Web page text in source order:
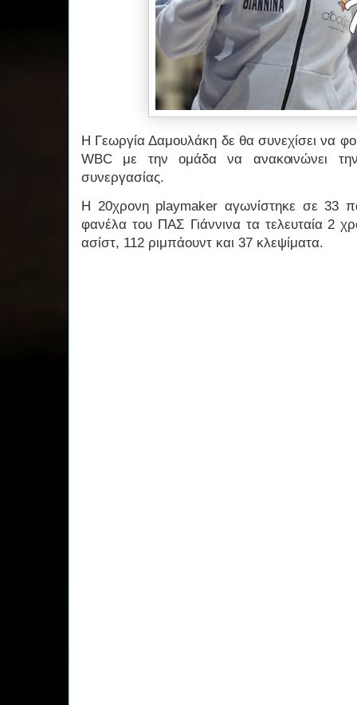
Η Γεωργία Δαμουλάκη δε θα συνεχίσει να
WBC με την ομάδα να ανακοινώνει
συνεργασίας.
Η 20χρονη playmaker αγωνίστηκε σε 33
φανέλα του ΠΑΣ Γιάννινα τα τελευταία 2
ασίστ, 112 ριμπάουντ και 37 κλεψίματα.